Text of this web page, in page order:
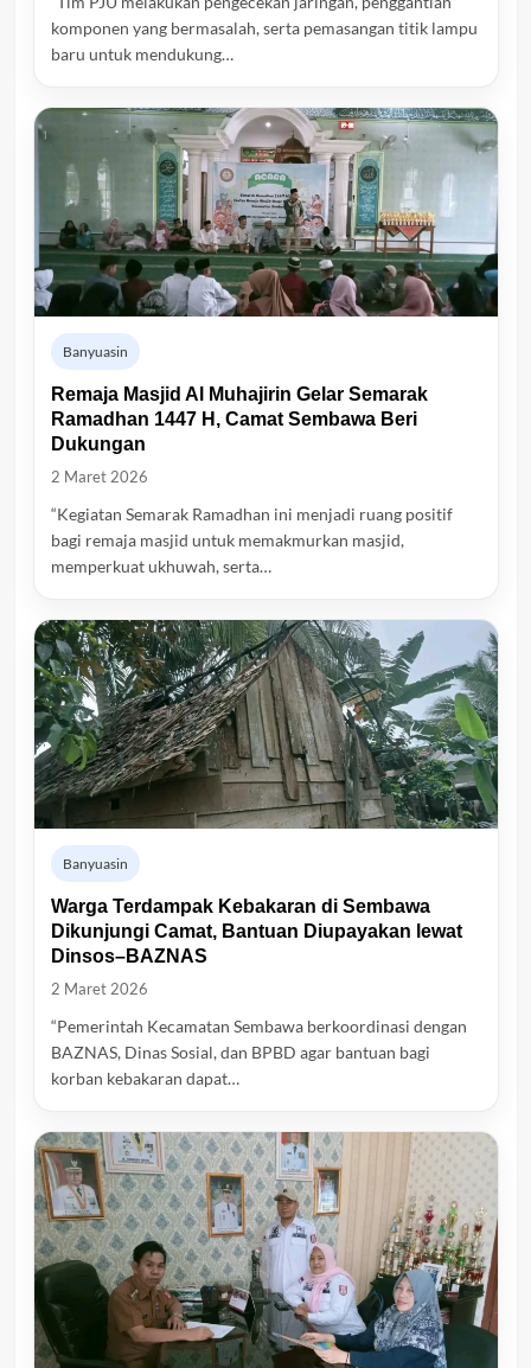
komponen yang bermasalah, serta pemasangan titik lampu
baru untuk mendukung…
Banyuasin
Remaja Masjid Al Muhajirin Gelar Semarak
Ramadhan 1447 H, Camat Sembawa Beri
Dukungan
2 Maret 2026
“Kegiatan Semarak Ramadhan ini menjadi ruang positif
bagi remaja masjid untuk memakmurkan masjid,
memperkuat ukhuwah, serta…
Banyuasin
Warga Terdampak Kebakaran di Sembawa
Dikunjungi Camat, Bantuan Diupayakan lewat
Dinsos–BAZNAS
2 Maret 2026
“Pemerintah Kecamatan Sembawa berkoordinasi dengan
BAZNAS, Dinas Sosial, dan BPBD agar bantuan bagi
korban kebakaran dapat…